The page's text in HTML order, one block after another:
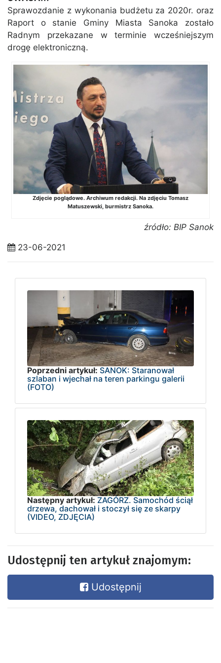
Sprawozdanie z wykonania budżetu za 2020r. oraz
Raport o stanie Gminy Miasta Sanoka zostało
Radnym przekazane w terminie wcześniejszym
drogę elektroniczną.
Zdjęcie poglądowe. Archiwum redakcji. Na zdjęciu Tomasz
Matuszewski, burmistrz Sanoka.
źródło: BIP Sanok
23-06-2021
Poprzedni artykuł: SANOK: Staranował
szlaban i wjechał na teren parkingu galerii
(FOTO)
Następny artykuł: ZAGÓRZ. Samochód ściął
drzewa, dachował i stoczył się ze skarpy
(VIDEO, ZDJĘCIA)
Udostępnij ten artykuł znajomym:
Udostępnij